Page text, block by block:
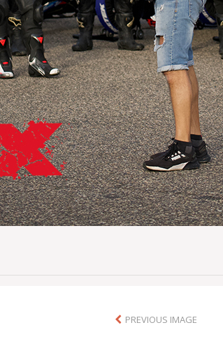
PREVIOUS IMAGE